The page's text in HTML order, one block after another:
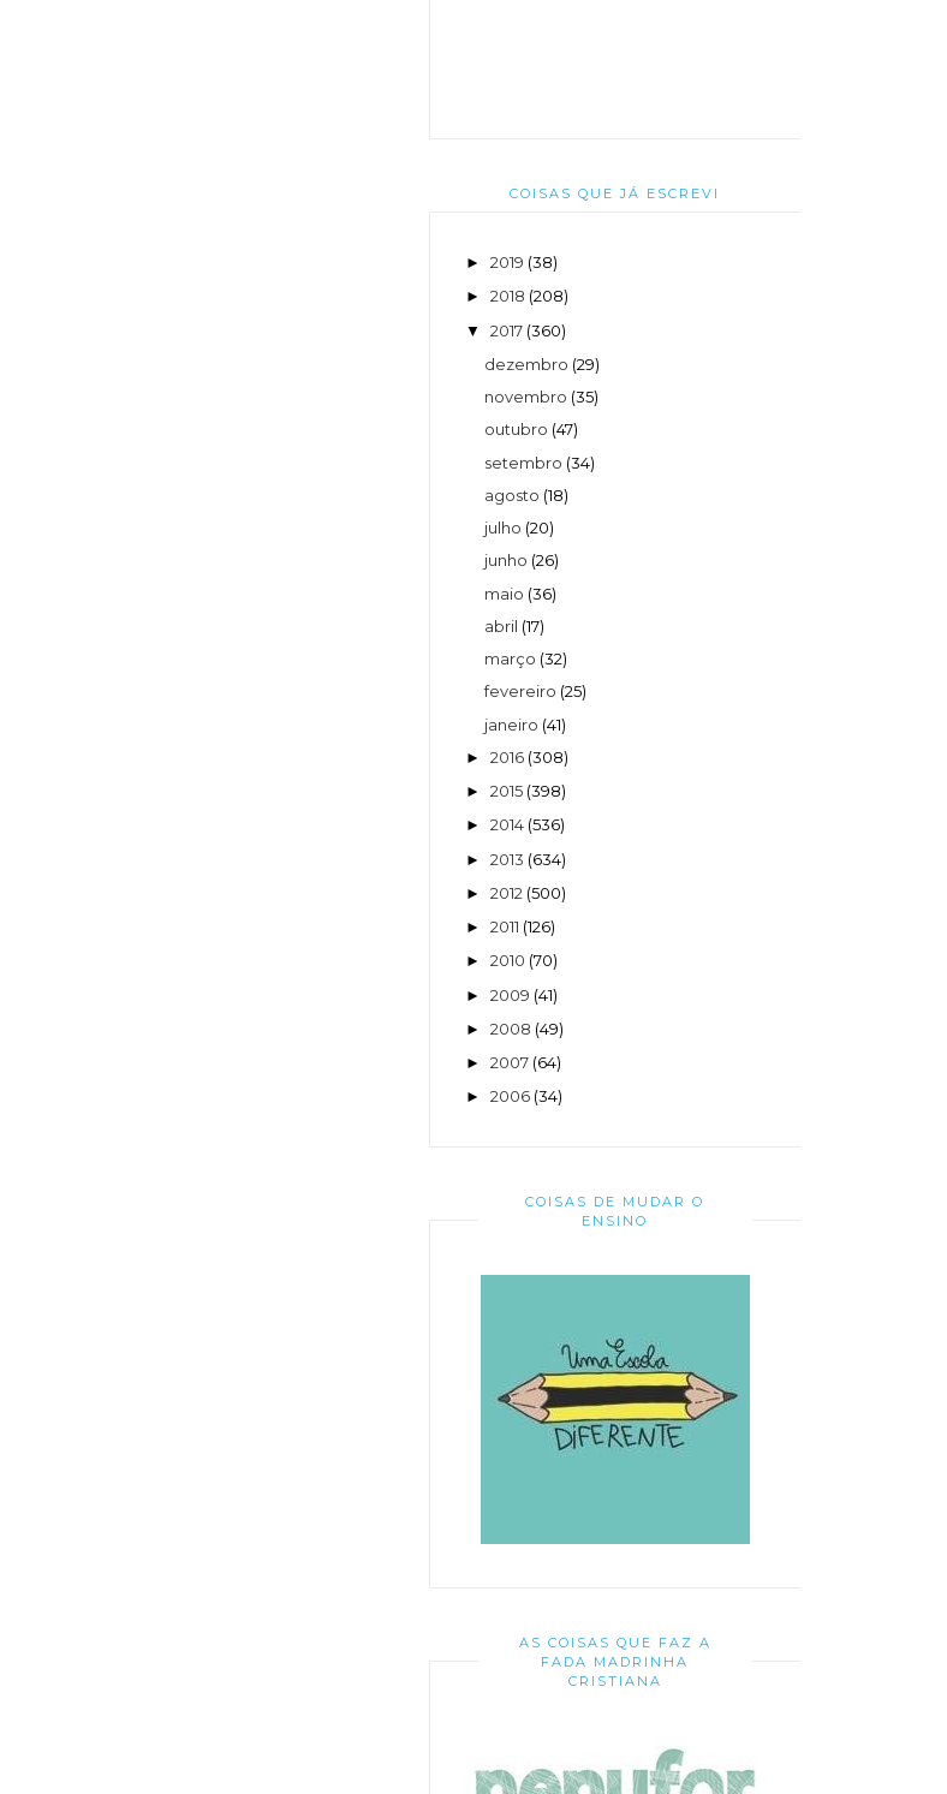
COISAS QUE JÁ ESCREVI
► 2019 (38)
► 2018 (208)
▼ 2017 (360)
dezembro (29)
novembro (35)
outubro (47)
setembro (34)
agosto (18)
julho (20)
junho (26)
maio (36)
abril (17)
março (32)
fevereiro (25)
janeiro (41)
► 2016 (308)
► 2015 (398)
► 2014 (536)
► 2013 (634)
► 2012 (500)
► 2011 (126)
► 2010 (70)
► 2009 (41)
► 2008 (49)
► 2007 (64)
► 2006 (34)
COISAS DE MUDAR O
ENSINO
AS COISAS QUE FAZ A
FADA MADRINHA
CRISTIANA